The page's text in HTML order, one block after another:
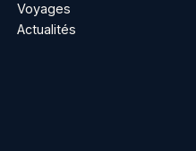
Voyages
Actualités